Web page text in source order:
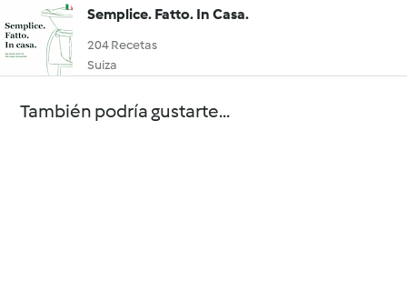
Semplice. Fatto. In Casa.
204 Recetas
Suiza
También podría gustarte...